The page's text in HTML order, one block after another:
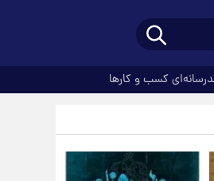
کسب و کارها